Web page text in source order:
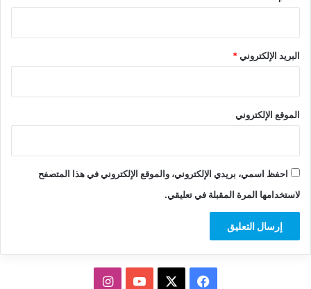
البريد الإلكتروني*
الموقع الإلكتروني
احفظ اسمي، بريدي الإلكتروني، والموقع الإلكتروني في هذا المتصفح
لاستخدامها المرة المقبلة في تعليقي.
فيسبوك ‫YouTubeانستقرام